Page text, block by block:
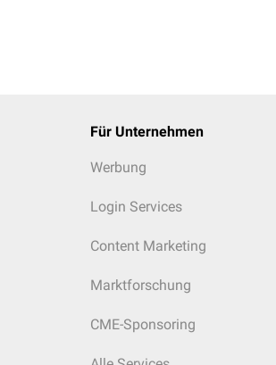
Für Unternehmen
Werbung
Login Services
Content Marketing
Marktforschung
CME-Sponsoring